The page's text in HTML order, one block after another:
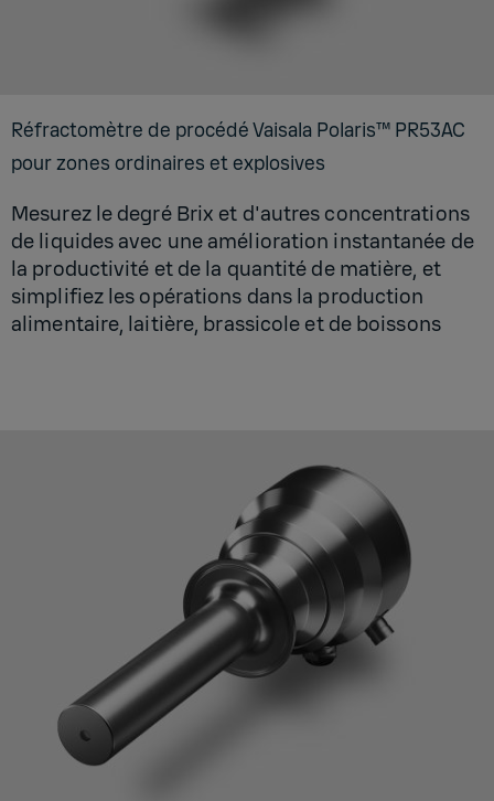
Réfrac­to­mètre de pro­cédé Vai­sala Pola­ris™ PR53AC
pour zones ordi­naires et explo­sives
Mesurez le degré Brix et d'autres concentrations
de liquides avec une amélioration instantanée de
la productivité et de la quantité de matière, et
simplifiez les opérations dans la production
alimentaire, laitière, brassicole et de boissons